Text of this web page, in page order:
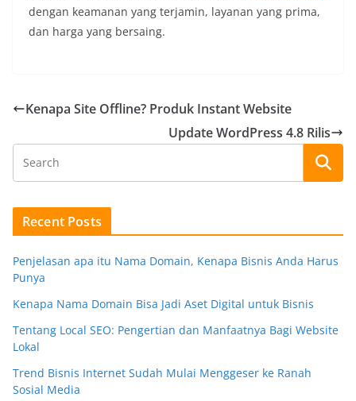
dengan keamanan yang terjamin, layanan yang prima,
dan harga yang bersaing.
Kenapa Site Offline? Produk Instant Website
Update WordPress 4.8 Rilis
Recent Posts
Penjelasan apa itu Nama Domain, Kenapa Bisnis Anda Harus
Punya
Kenapa Nama Domain Bisa Jadi Aset Digital untuk Bisnis
Tentang Local SEO: Pengertian dan Manfaatnya Bagi Website
Lokal
Trend Bisnis Internet Sudah Mulai Menggeser ke Ranah
Sosial Media